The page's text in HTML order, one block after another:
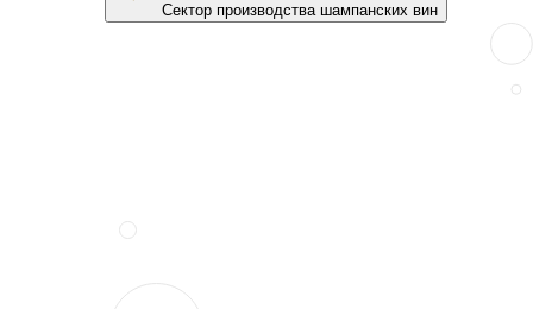
Сектор производства шампанских вин